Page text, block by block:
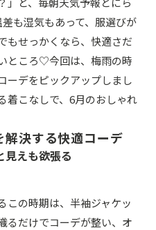
も湿気もあって、服選びが
もせっかくなら、快適さだ
ところ♡今回は、梅雨の時
ーデをピックアップしまし
着こなしで、6月のおしゃれ
解決する快適コーデ
えも欲張る
この時期は、半袖ジャケッ
るだけでコーデが整い、オ